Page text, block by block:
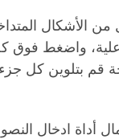
واضغط
قم بتلوين كل
أداة ادخال